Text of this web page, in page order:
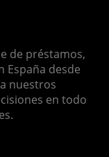
de préstamos,
España desde
nuestros
en todo